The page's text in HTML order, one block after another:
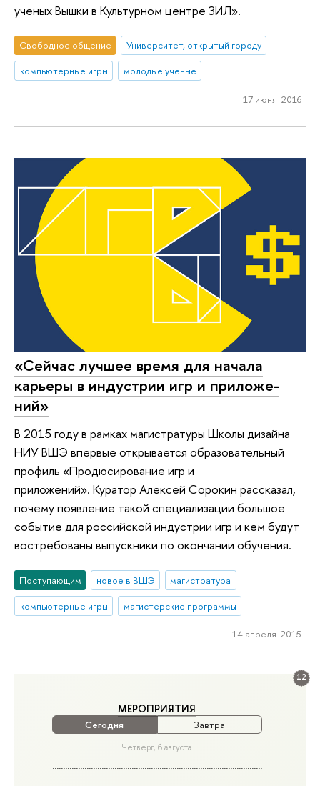
12
МЕРОПРИЯТИЯ
Сегодня Завтра
Четверг, 6 августа
ученых Вышки в Культурном центре ЗИЛ».
Свободное общение
Университет, открытый городу
компьютерные игры
молодые ученые
17 июня 2016
«Сей­час луч­шее время для начала
карьеры в инду­стрии игр и при­ло­же­
ний»
В 2015 году в рамках магистратуры Школы дизайна
НИУ ВШЭ впервые открывается образовательный
профиль «Продюсирование игр и
приложений». Куратор Алексей Сорокин рассказал,
почему появление такой специализации большое
событие для российской индустрии игр и кем будут
востребованы выпускники по окончании обучения.
Поступающим новое в ВШЭ
магистратура
компьютерные игры
магистерские программы
14 апреля 2015